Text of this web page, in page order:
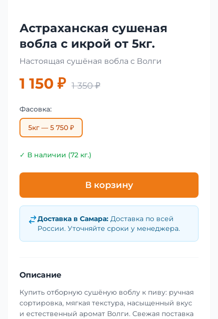
Астраханская сушеная
вобла с икрой от 5кг.
Настоящая сушёная вобла с Волги
1 150 ₽ 1 350 ₽
Фасовка:
5кг — 5 750 ₽
✓ В наличии (72 кг.)
В корзину
Доставка в Самара: Доставка по всей
России. Уточняйте сроки у менеджера.
Описание
Купить отборную сушёную воблу к пиву: ручная
сортировка, мягкая текстура, насыщенный вкус
и естественный аромат Волги. Свежая поставка